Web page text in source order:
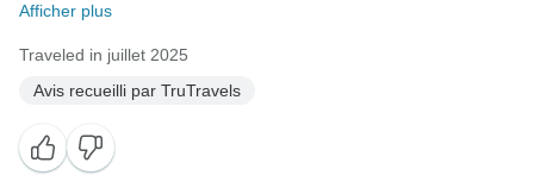
Afficher plus
Traveled in juillet 2025
Avis recueilli par TruTravels